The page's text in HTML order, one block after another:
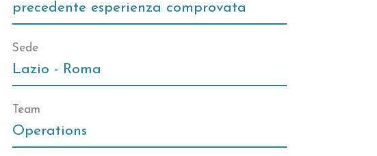
precedente esperienza comprovata
Sede
Lazio - Roma
Team
Operations